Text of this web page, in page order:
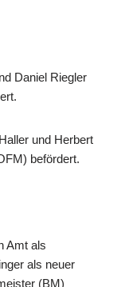
Daniel Riegler
und Herbert
befördert.
Amt als
als neuer
(BM)